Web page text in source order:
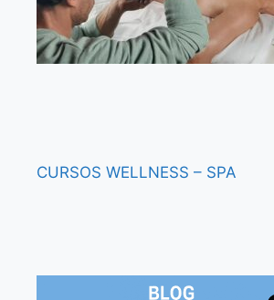
CURSOS WELLNESS – SPA